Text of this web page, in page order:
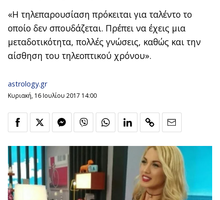
«Η τηλεπαρουσίαση πρόκειται για ταλέντο το
οποίο δεν σπουδάζεται. Πρέπει να έχεις μια
μεταδοτικότητα, πολλές γνώσεις, καθώς και την
αίσθηση του τηλεοπτικού χρόνου».
astrology.gr
Κυριακή, 16 Ιουλίου 2017 14:00